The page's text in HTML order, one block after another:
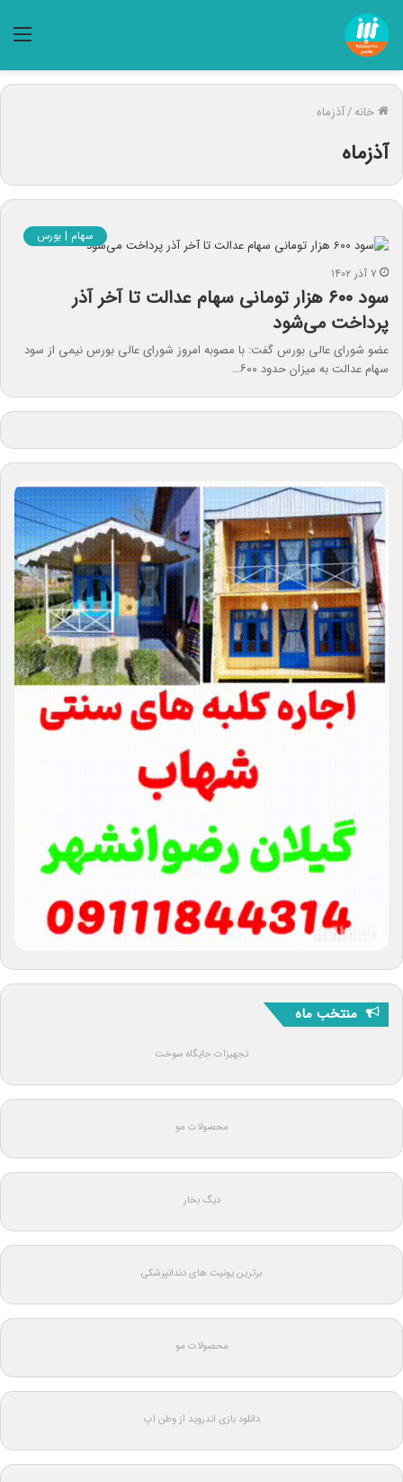
خانه/آذزماه
آذزماه
سهام | بورس
۷ آذر ۱۴۰۲
سود ۶۰۰ هزار تومانی سهام عدالت تا آخر آذر
پرداخت می‌شود
عضو شورای عالی بورس گفت: با مصوبه امروز شورای عالی بورس نیمی از سود
سهام عدالت به میزان حدود ۶۰۰…
منتخب ماه
تجهیزات جایگاه سوخت
محصولات مو
دیگ بخار
برترین یونیت های دندانپزشکی
محصولات مو
دانلود بازی اندروید از وطن اپ